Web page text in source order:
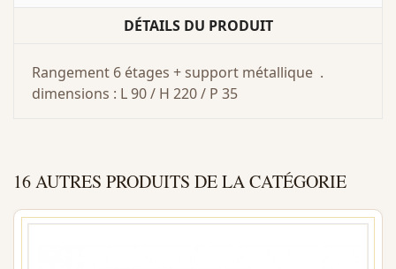
DÉTAILS DU PRODUIT
Rangement 6 étages + support métallique .
dimensions : L 90 / H 220 / P 35
16 AUTRES PRODUITS DE LA CATÉGORIE